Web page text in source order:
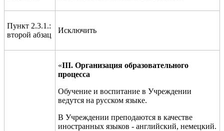
Пункт 2.3.1.:
второй абзац
Исключить
«III. Организация образовательного
процесса
Обучение и воспитание в Учреждении
ведутся на русском языке.
В Учреждении преподаются в качестве
иностранных языков - английский, немецкий.